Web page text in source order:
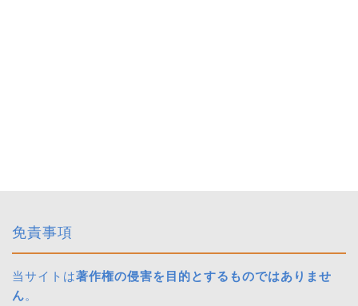
免責事項
当サイトは著作権の侵害を目的とするものではありませ
ん。